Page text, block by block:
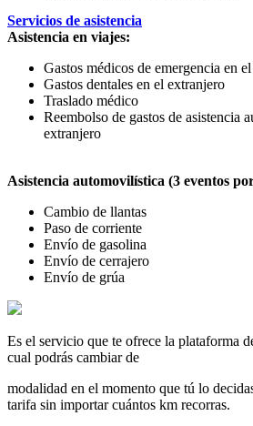
Servicios de asistencia
Asistencia en viajes:
Gastos médicos de emergencia en
Gastos dentales en el extranjero
Traslado médico
Reembolso de gastos de asistencia
extranjero
Asistencia automovilística (3 eventos
Cambio de llantas
Paso de corriente
Envío de gasolina
Envío de cerrajero
Envío de grúa
Es el servicio que te ofrece la plataforma
cual podrás cambiar de
modalidad en el momento que tú lo
tarifa sin importar cuántos km recorras.